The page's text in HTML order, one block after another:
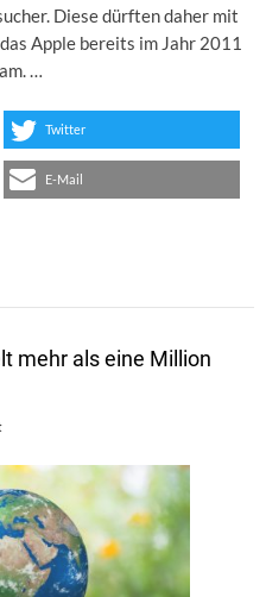
Diese dürften daher mit
Apple bereits im Jahr 2011
…
Twitter
E-Mail
mehr als eine Million